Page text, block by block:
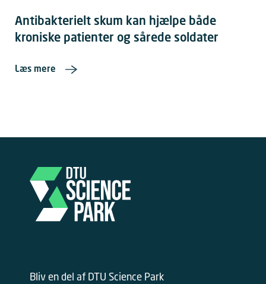
Antibakterielt skum kan hjælpe både
kroniske patienter og sårede soldater
Læs mere
Bliv en del af DTU Science Park